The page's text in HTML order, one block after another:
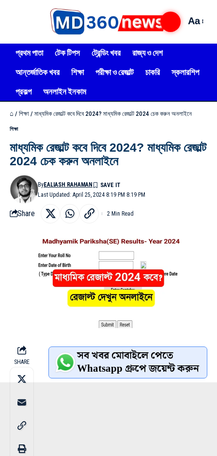
Aa
প্রথম পাতা টেক টিপস ট্রেন্ডিং খবর
রাজ্য ও দেশ
আন্তর্জাতিক খবর
শিক্ষা পরীক্ষা ও রেজাল্ট চাকরি
স্কলারশিপ
প্রকল্প
অনলাইন ইনকাম
⌂ / শিক্ষা / মাধ্যমিক রেজাল্ট কবে দিবে 2024? মাধ্যমিক রেজাল্ট 2024 চেক করুন অনলাইনে
শিক্ষা
মাধ্যমিক রেজাল্ট কবে দিবে 2024? মাধ্যমিক রেজাল্ট
2024 চেক করুন অনলাইনে
Last Updated: April 25, 2024 8:19 PM 8:19 PM
ByEALIASH RAHAMAN
Share 2 Min Read
SHARE সব খবর মোবাইলে পেতে
Whatsapp গ্রুপে জয়েন্ট করুন